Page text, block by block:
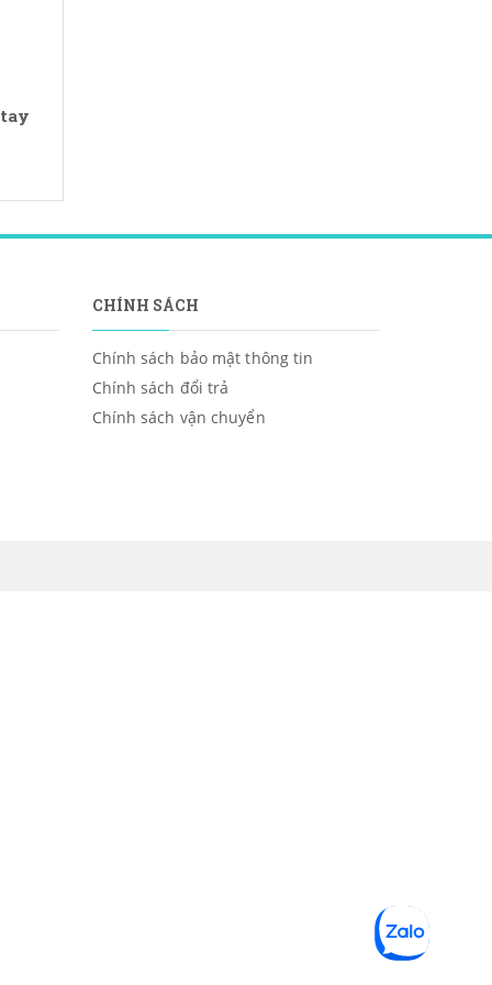
CHÍNH SÁCH
Chính sách bảo mật thông tin
Chính sách đổi trả
Chính sách vận chuyển